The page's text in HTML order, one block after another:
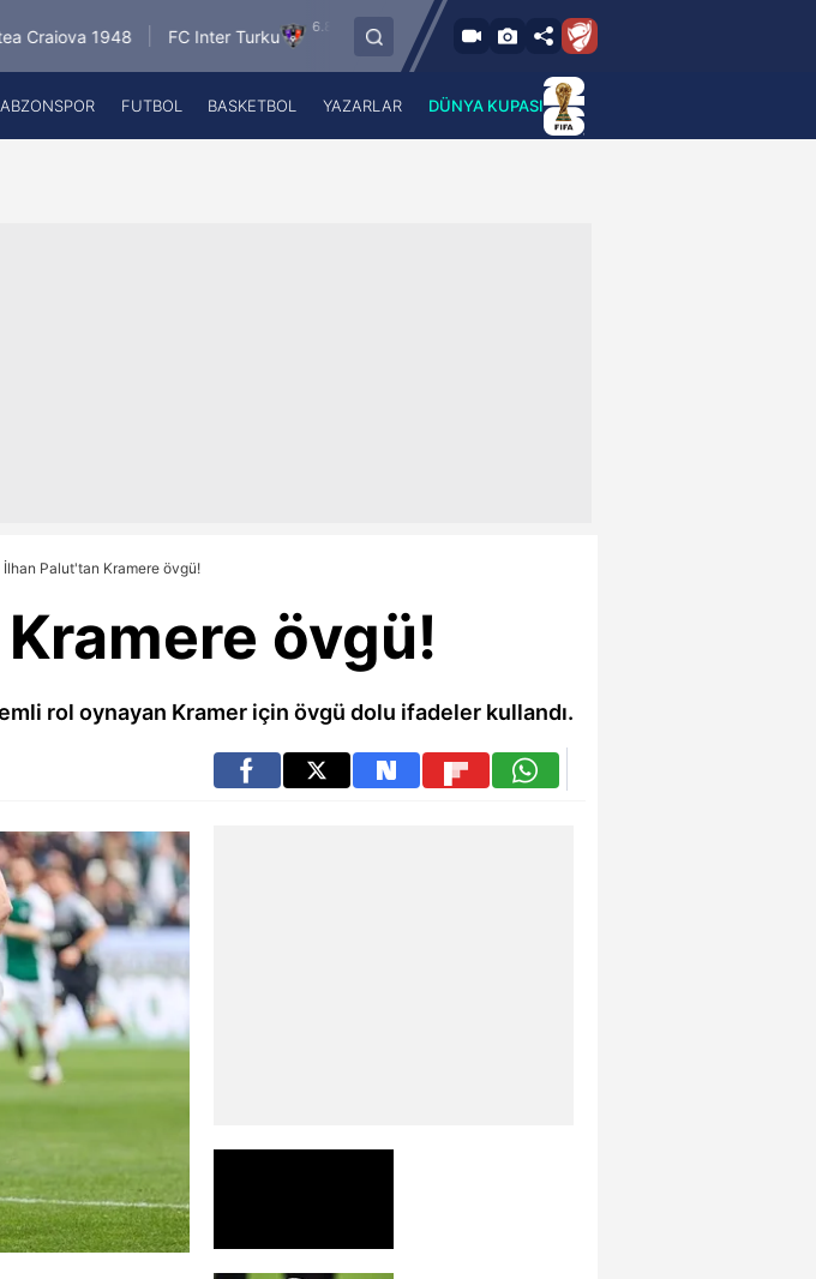
1948 FC Inter Turku
6.8.2026 - Per
18:00
FC Vaduz Jagiellonia Bialystok
A Haber Radyo
FUTBOL BASKETBOL YAZARLAR DÜNYA KUPASI
İlhan Palut'tan Kramere övgü!
övgü!
rol oynayan Kramer için övgü dolu ifadeler kullandı.